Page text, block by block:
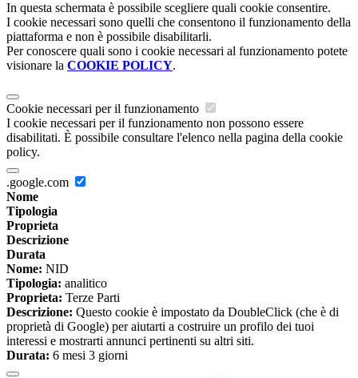
In questa schermata è possibile scegliere quali cookie consentire.
I cookie necessari sono quelli che consentono il funzionamento della
piattaforma e non è possibile disabilitarli.
Per conoscere quali sono i cookie necessari al funzionamento potete
visionare la COOKIE POLICY.
Cookie necessari per il funzionamento
I cookie necessari per il funzionamento non possono essere
disabilitati. È possibile consultare l'elenco nella pagina della cookie
policy.
.google.com
Nome
Tipologia
Proprieta
Descrizione
Durata
Nome: NID
Tipologia: analitico
Proprieta: Terze Parti
Descrizione: Questo cookie è impostato da DoubleClick (che è di
proprietà di Google) per aiutarti a costruire un profilo dei tuoi
interessi e mostrarti annunci pertinenti su altri siti.
Durata: 6 mesi 3 giorni